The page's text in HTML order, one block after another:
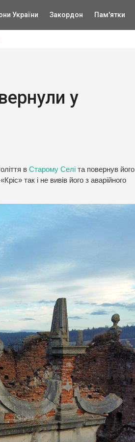
України Закордон Пам'ятки
у
в Старому Селі та повернув його
так і не вивів його з аварійного